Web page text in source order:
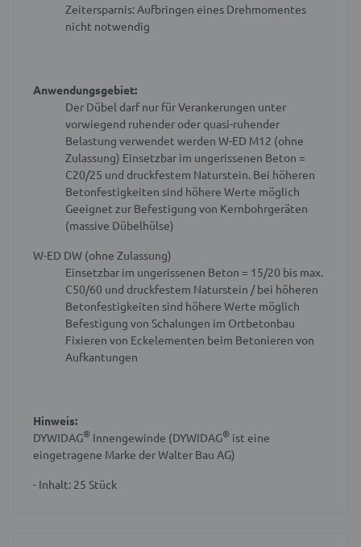
Zeitersparnis: Aufbringen eines Drehmomentes
nicht notwendig
Anwendungsgebiet:
Der Dübel darf nur für Verankerungen unter
vorwiegend ruhender oder quasi-ruhender
Belastung verwendet werden W-ED M12 (ohne
Zulassung) Einsetzbar im ungerissenen Beton =
C20/25 und druckfestem Naturstein. Bei höheren
Betonfestigkeiten sind höhere Werte möglich
Geeignet zur Befestigung von Kernbohrgeräten
(massive Dübelhülse)
W-ED DW (ohne Zulassung)
Einsetzbar im ungerissenen Beton = 15/20 bis max.
C50/60 und druckfestem Naturstein / bei höheren
Betonfestigkeiten sind höhere Werte möglich
Befestigung von Schalungen im Ortbetonbau
Fixieren von Eckelementen beim Betonieren von
Aufkantungen
Hinweis:
DYWIDAG® Innengewinde (DYWIDAG® ist eine
eingetragene Marke der Walter Bau AG)
- Inhalt: 25 Stück